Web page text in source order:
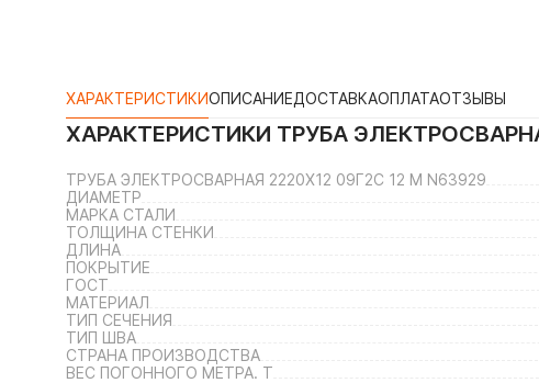
ХАРАКТЕРИСТИКИОПИСАНИЕДОСТАВКАОПЛАТАОТЗЫВЫ
ХАРАКТЕРИСТИКИ ТРУБА
ТРУБА ЭЛЕКТРОСВАРНАЯ 2220Х12 09Г2С 12 М N63929
ДИАМЕТР
МАРКА СТАЛИ
ТОЛЩИНА СТЕНКИ
ДЛИНА
ПОКРЫТИЕ
ГОСТ
МАТЕРИАЛ
ТИП СЕЧЕНИЯ
ТИП ШВА
СТРАНА ПРОИЗВОДСТВА
ВЕС ПОГОННОГО МЕТРА. Т